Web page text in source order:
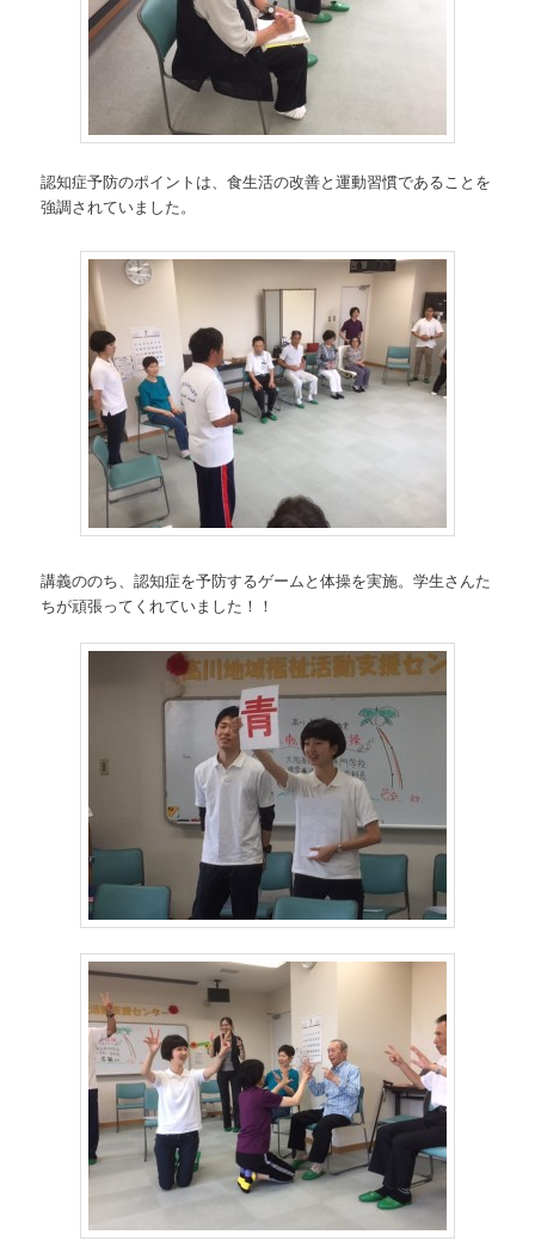
認知症予防のポイントは、食生活の改善と運動習慣であることを
強調されていました。
講義ののち、認知症を予防するゲームと体操を実施。学生さんた
ちが頑張ってくれていました！！